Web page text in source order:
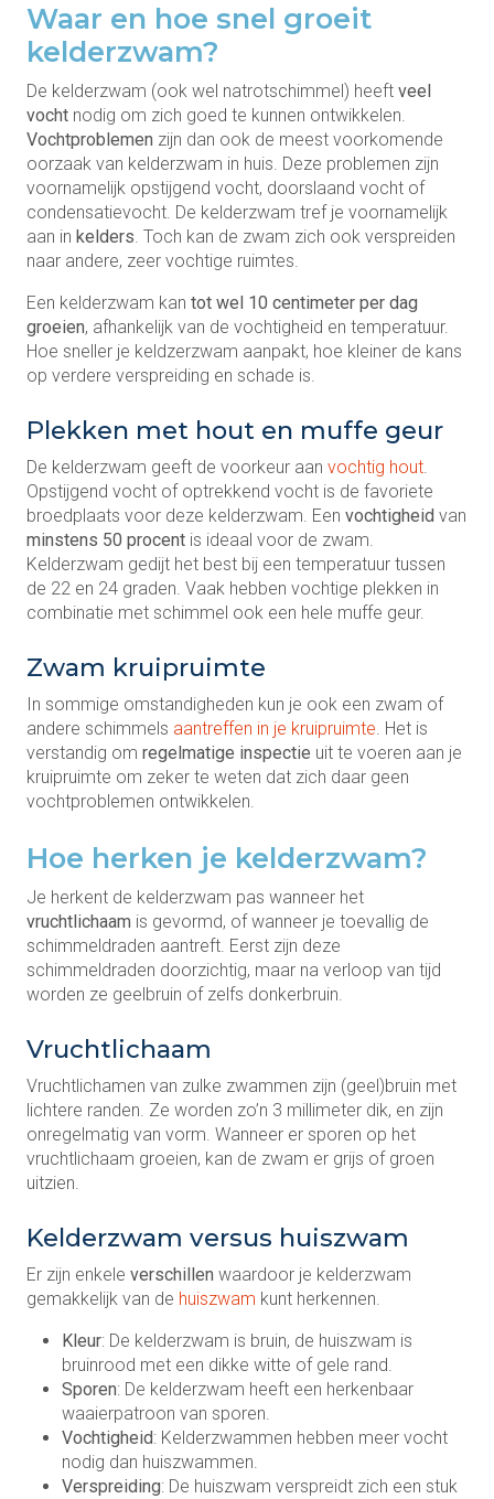
Waar en hoe snel groeit
kelderzwam?
De kelderzwam (ook wel natrotschimmel) heeft veel
vocht nodig om zich goed te kunnen ontwikkelen.
Vochtproblemen zijn dan ook de meest voorkomende
oorzaak van kelderzwam in huis. Deze problemen zijn
voornamelijk opstijgend vocht, doorslaand vocht of
condensatievocht. De kelderzwam tref je voornamelijk
aan in kelders. Toch kan de zwam zich ook verspreiden
naar andere, zeer vochtige ruimtes.
Een kelderzwam kan tot wel 10 centimeter per dag
groeien, afhankelijk van de vochtigheid en temperatuur.
Hoe sneller je keldzerzwam aanpakt, hoe kleiner de kans
op verdere verspreiding en schade is.
Plekken met hout en muffe geur
De kelderzwam geeft de voorkeur aan vochtig hout.
Opstijgend vocht of optrekkend vocht is de favoriete
broedplaats voor deze kelderzwam. Een vochtigheid van
minstens 50 procent is ideaal voor de zwam.
Kelderzwam gedijt het best bij een temperatuur tussen
de 22 en 24 graden. Vaak hebben vochtige plekken in
combinatie met schimmel ook een hele muffe geur.
Zwam kruipruimte
In sommige omstandigheden kun je ook een zwam of
andere schimmels aantreffen in je kruipruimte. Het is
verstandig om regelmatige inspectie uit te voeren aan je
kruipruimte om zeker te weten dat zich daar geen
vochtproblemen ontwikkelen.
Hoe herken je kelderzwam?
Je herkent de kelderzwam pas wanneer het
vruchtlichaam is gevormd, of wanneer je toevallig de
schimmeldraden aantreft. Eerst zijn deze
schimmeldraden doorzichtig, maar na verloop van tijd
worden ze geelbruin of zelfs donkerbruin.
Vruchtlichaam
Vruchtlichamen van zulke zwammen zijn (geel)bruin met
lichtere randen. Ze worden zo’n 3 millimeter dik, en zijn
onregelmatig van vorm. Wanneer er sporen op het
vruchtlichaam groeien, kan de zwam er grijs of groen
uitzien.
Kelderzwam versus huiszwam
Er zijn enkele verschillen waardoor je kelderzwam
gemakkelijk van de huiszwam kunt herkennen.
Kleur: De kelderzwam is bruin, de huiszwam is
bruinrood met een dikke witte of gele rand.
Sporen: De kelderzwam heeft een herkenbaar
waaierpatroon van sporen.
Vochtigheid: Kelderzwammen hebben meer vocht
nodig dan huiszwammen.
Verspreiding: De huiszwam verspreidt zich een stuk